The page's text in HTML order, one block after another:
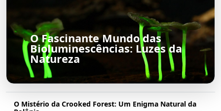
O Fascinante Mundo das
Bioluminescências: Luzes da
Natureza
O Mistério da Crooked Forest: Um Enigma Natural da